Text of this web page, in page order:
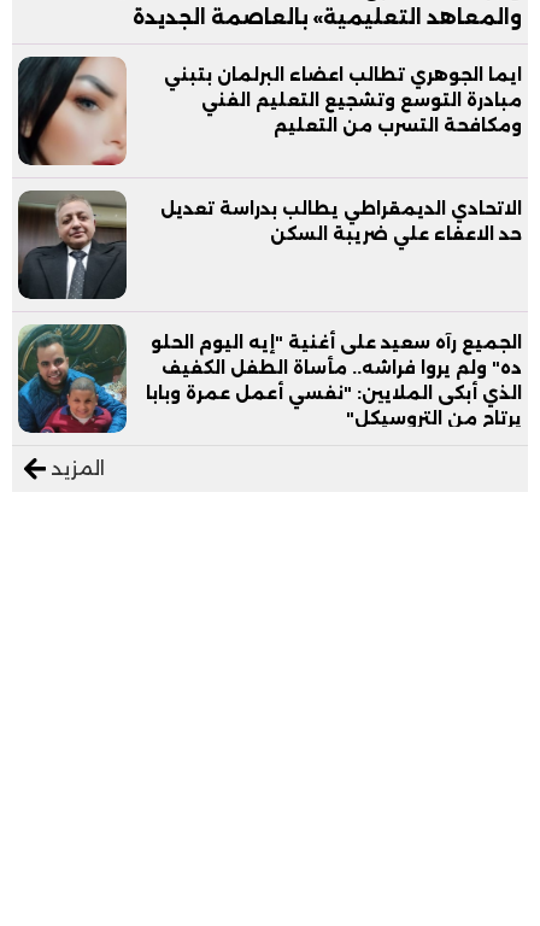
والمعاهد التعليمية» بالعاصمة الجديدة
ايما الجوهري تطالب اعضاء البرلمان بتبني
مبادرة التوسع وتشجيع التعليم الفني
ومكافحة التسرب من التعليم
الاتحادي الديمقراطي يطالب بدراسة تعديل
حد الاعفاء علي ضريبة السكن
الجميع رآه سعيد على أغنية "إيه اليوم الحلو
ده" ولم يروا فراشه.. مأساة الطفل الكفيف
الذي أبكى الملايين: "نفسي أعمل عمرة وبابا
يرتاح من التروسيكل"
المزيد